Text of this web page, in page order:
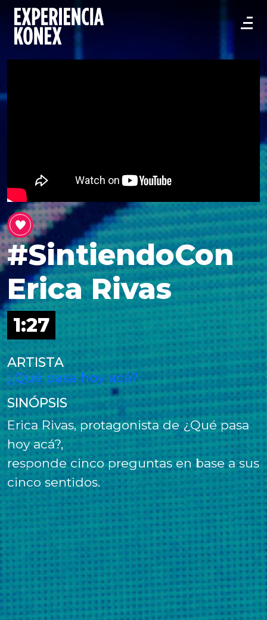
#SintiendoCon
Erica Rivas
1:27
ARTISTA
¿Qué pasa hoy acá?
SINÓPSIS
Erica Rivas, protagonista de ¿Qué pasa
hoy acá?,
responde cinco preguntas en base a sus
cinco sentidos.